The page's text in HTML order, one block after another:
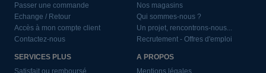
Passer une commande
Echange / Retour
Accès à mon compte client
Contactez-nous
SERVICES PLUS
Satisfait ou remboursé
Nos magasins
Qui sommes-nous ?
Un projet, rencontrons-nous...
Recrutement - Offres d'emploi
A PROPOS
Mentions légales